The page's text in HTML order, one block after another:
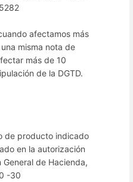
afectamos más
misma nota de
más de 10
de la DGTD.
de producto indicado
en la autorización
de Hacienda,
-30